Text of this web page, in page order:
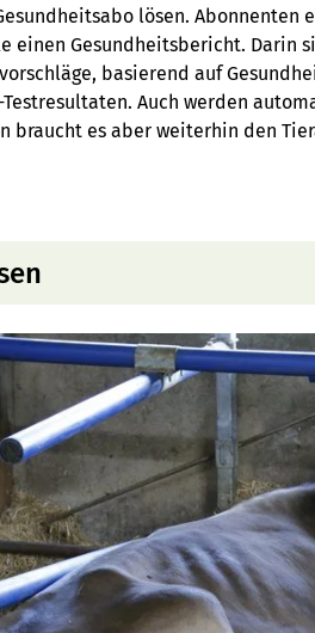
lösen.
einen Gesundheitsbericht. Darin
basierend auf
Auch werden
braucht es aber weiterhin den